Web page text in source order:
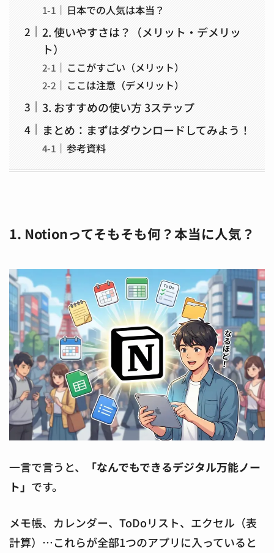
日本での人気は本当？
2. 使いやすさは？（メリット・デメリッ
ト）
ここがすごい（メリット）
ここは注意（デメリット）
3. おすすめの使い方 3ステップ
まとめ：まずはダウンロードしてみよう！
参考資料
1. Notionってそもそも何？本当に人気？
一言で言うと、
「なんでもできるデジタル万能ノー
ト」 です。
メモ帳、カレンダー、ToDoリスト、エクセル（表
計算）…これらが全部1つのアプリに入っていると